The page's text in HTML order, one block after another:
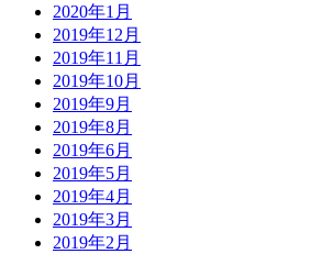
2020年1月
2019年12月
2019年11月
2019年10月
2019年9月
2019年8月
2019年6月
2019年5月
2019年4月
2019年3月
2019年2月